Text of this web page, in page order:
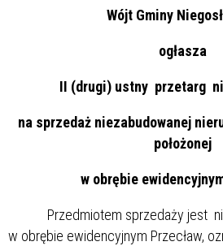
Wójt Gminy
ogłasza
II (drugi) ustny przetarg
na sprzedaż niezabudowanej
położonej
w obrębie
Przedmiotem sprzedaży jest
w obrębie ewidencyjnym Przecław,